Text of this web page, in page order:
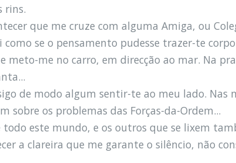
rins.
que me cruze com alguma Amiga, ou
como se o pensamento pudesse trazer-te
meto-me no carro, em direcção ao mar. Na
de modo algum sentir-te ao meu lado. Nas
sobre os problemas das Forças-da-Ordem...
todo este mundo, e os outros que se lixem
a clareira que me garante o silêncio, não